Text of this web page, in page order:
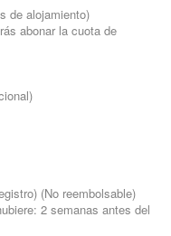
de alojamiento)
abonar la cuota de
(No reembolsable)
2 semanas antes del